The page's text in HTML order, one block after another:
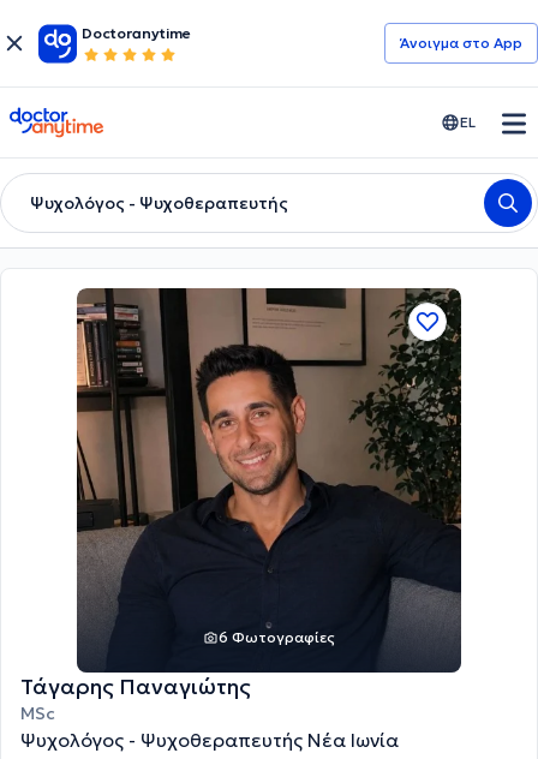
Doctoranytime
Άνοιγμα στο App
doctoranytime EL
Ψυχολόγος - Ψυχοθεραπευτής
6 Φωτογραφίες
Τάγαρης Παναγιώτης
MSc
Ψυχολόγος - Ψυχοθεραπευτής Νέα Ιωνία